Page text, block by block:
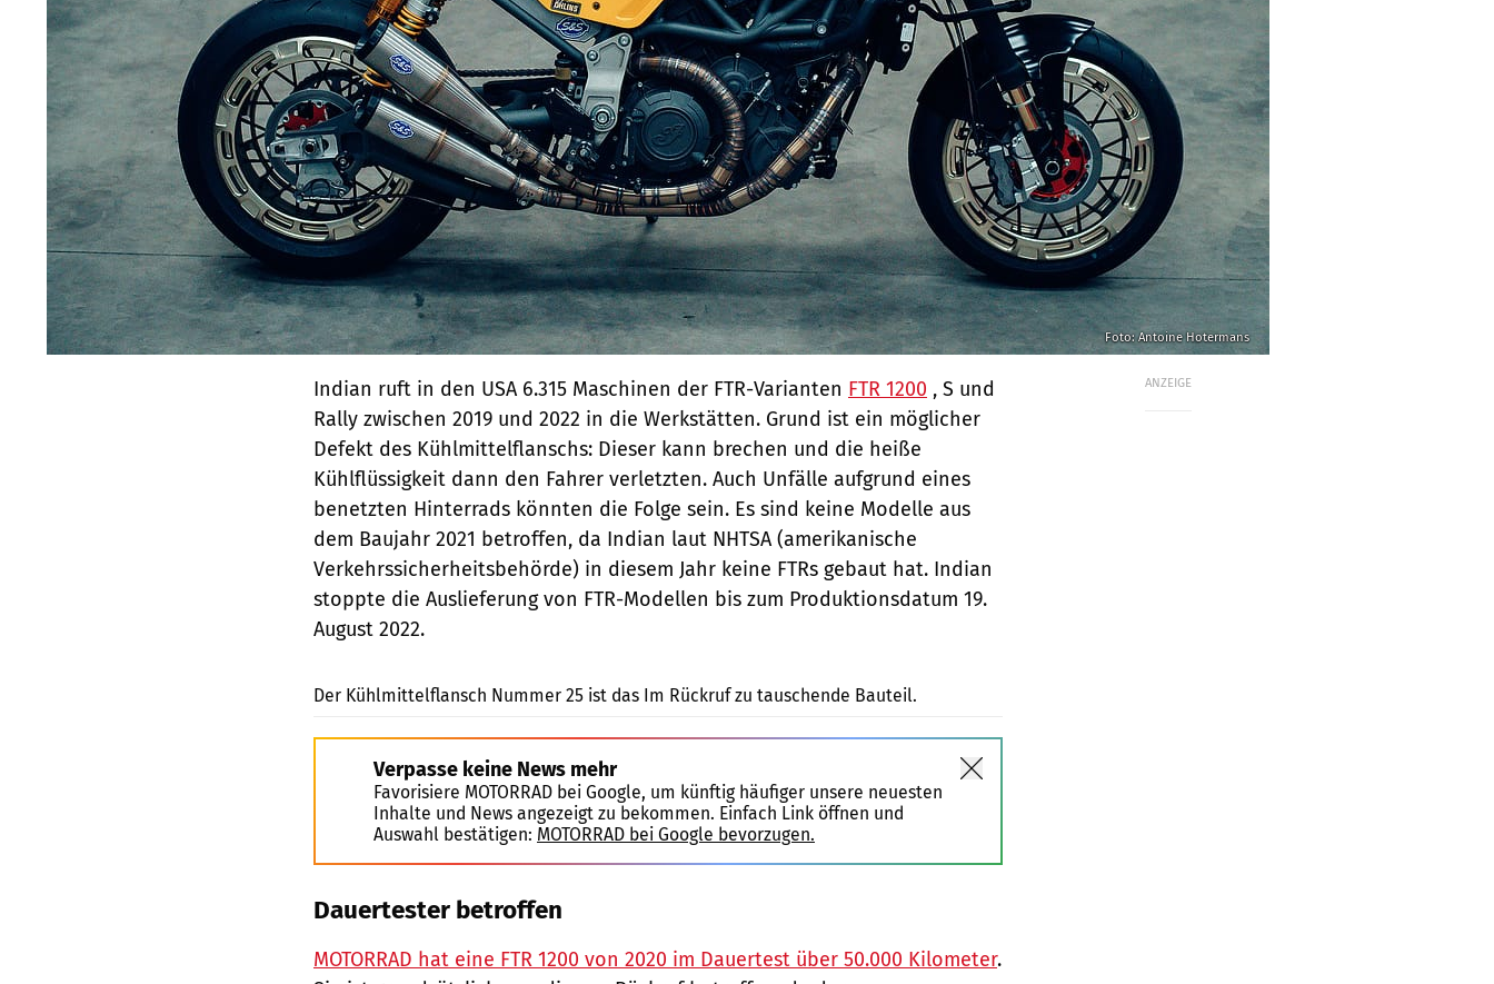
Foto: Antoine Hotermans
ANZEIGE
Indian ruft in den USA 6.315 Maschinen der FTR-Varianten FTR 1200 , S und
Rally zwischen 2019 und 2022 in die Werkstätten. Grund ist ein möglicher
Defekt des Kühlmittelflanschs: Dieser kann brechen und die heiße
Kühlflüssigkeit dann den Fahrer verletzten. Auch Unfälle aufgrund eines
benetzten Hinterrads könnten die Folge sein. Es sind keine Modelle aus
dem Baujahr 2021 betroffen, da Indian laut NHTSA (amerikanische
Verkehrssicherheitsbehörde) in diesem Jahr keine FTRs gebaut hat. Indian
stoppte die Auslieferung von FTR-Modellen bis zum Produktionsdatum 19.
August 2022.
Der Kühlmittelflansch Nummer 25 ist das Im Rückruf zu tauschende Bauteil.
Verpasse keine News mehr
Favorisiere MOTORRAD bei Google, um künftig häufiger unsere neuesten
Inhalte und News angezeigt zu bekommen. Einfach Link öffnen und
Auswahl bestätigen: MOTORRAD bei Google bevorzugen.
Dauertester betroffen
MOTORRAD hat eine FTR 1200 von 2020 im Dauertest über 50.000 Kilometer.